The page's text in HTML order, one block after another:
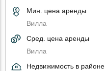
Мин. цена аренды
Вилла
Сред. цена аренды
Вилла
Недвижимость в районе